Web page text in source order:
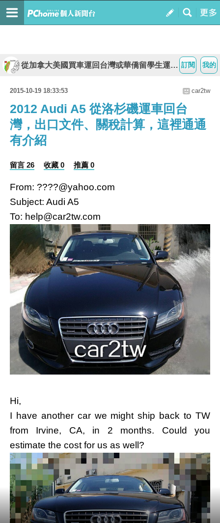
我的
訂閱
從加拿大美國買車運回台灣或華僑留學生運車回台灣流程費用及外匯車代購說明
2015-10-19 18:33:53 car2tw
2012 Audi A5 從洛杉磯運車回台
灣，出口文件、關稅計算，這裡通通
有介紹
留言 26 收藏 0 推薦 0
From: ????@yahoo.com
Subject: Audi A5
To: help@car2tw.com
Hi,
I have another car we might ship back to TW
from Irvine, CA, in 2 months. Could you
estimate the cost for us as well?